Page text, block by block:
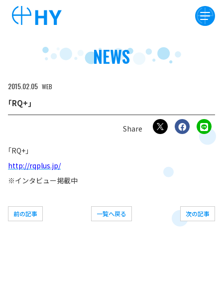
NEWS
20150205 WEB
｢RQ+｣
｢RQ+｣
http://rqplus.jp/
※インタビュー掲載中
次の記事
一覧へ戻る
前の記事